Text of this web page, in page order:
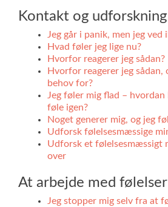
Kontakt og
Jeg går i panik, men jeg ved
Hvad føler jeg lige nu?
Hvorfor reagerer jeg sådan?
Hvorfor reagerer jeg sådan,
behov for?
Jeg føler mig flad – hvordan
føle igen?
Noget generer mig, og jeg
Udforsk følelsesmæssige
Udforsk et følelsesmæssigt
over
At arbejde med følelser
Jeg stopper mig selv fra at